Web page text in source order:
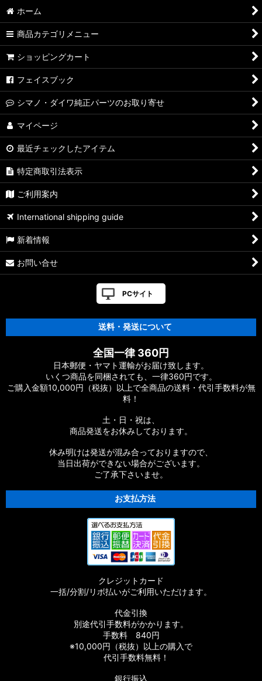
ホーム
商品カテゴリメニュー
ショッピングカート
フェイスブック
シマノ・ダイワ純正パーツのお取り寄せ
マイページ
最近チェックしたアイテム
特定商取引法表示
ご利用案内
International shipping guide
新着情報
お問い合せ
PCサイト
送料・発送について
全国一律 360円
日本郵便・ヤマト運輸がお届け致します。
いくつ商品を同梱されても、一律360円です。
ご購入金額10,000円（税抜）以上で全商品の送料・代引手数料が無
料！
土・日・祝は、
商品発送をお休みしております。
休み明けは発送が混み合っておりますので、
当日出荷ができない場合がございます。
ご了承下さいませ。
お支払方法
クレジットカード
一括/分割/リボ払いがご利用いただけます。
代金引換
別途代引手数料がかかります。
手数料 840円
※10,000円（税抜）以上の購入で
代引手数料無料！
銀行振込